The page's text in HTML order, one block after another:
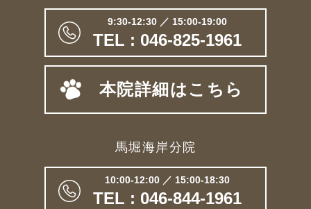
9:30-12:30 ／ 15:00-19:00
TEL : 046-825-1961
本院詳細はこちら
馬堀海岸分院
10:00-12:00 ／ 15:00-18:30
TEL : 046-844-1961